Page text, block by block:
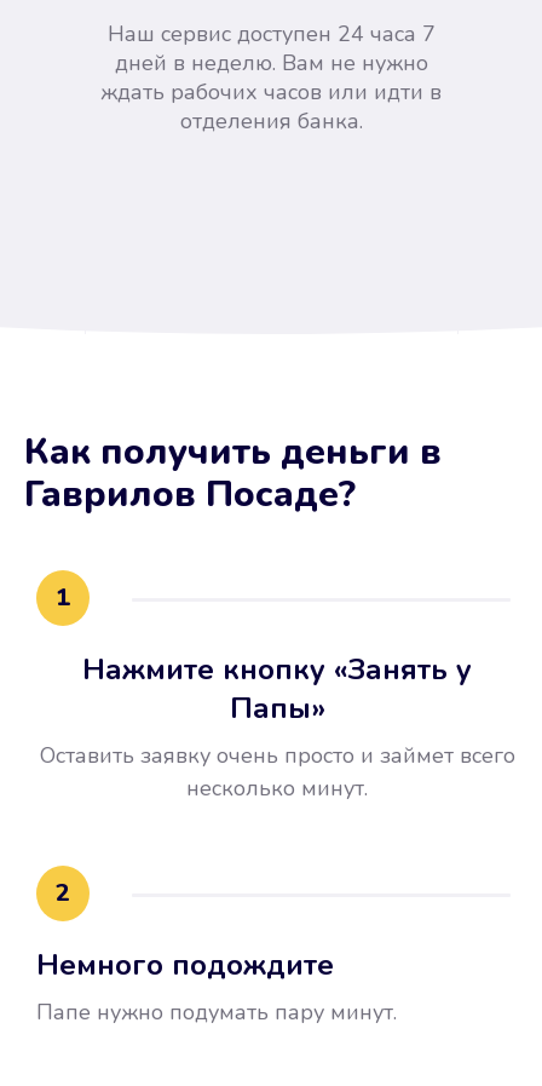
Наш сервис доступен 24 часа 7
дней в неделю. Вам не нужно
ждать рабочих часов или идти в
отделения банка.
Не потребовались справки, залоги
и поручители. Папа вам доверяет.
воспользовались бесплатной
это открыло новые возможности в
Как получить деньги в
Гаврилов Посаде?
1
Нажмите кнопку «Занять у
Папы»
Оставить заявку очень просто и займет всего
несколько минут.
2
Немного подождите
Папе нужно подумать пару минут.